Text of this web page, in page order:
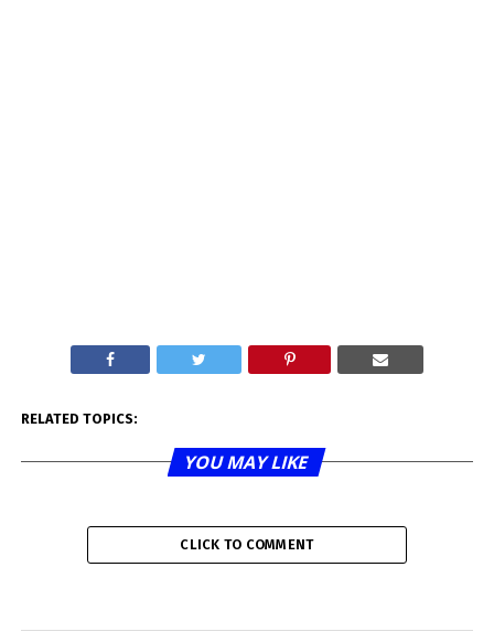
RELATED TOPICS:
YOU MAY LIKE
CLICK TO COMMENT